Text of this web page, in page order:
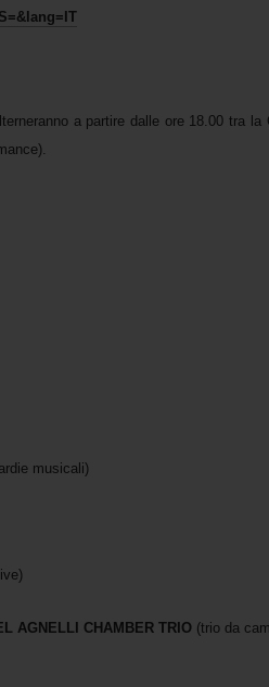
a partire dalle ore 18.00 tra
musicali)
AGNELLI CHAMBER TRIO (trio da